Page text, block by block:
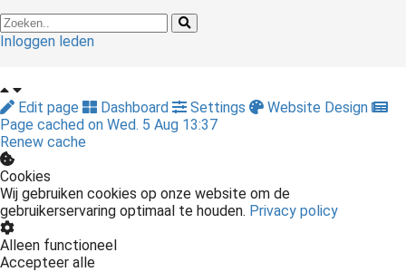
Inloggen leden
Edit page Dashboard Settings
Website Design
Page cached on Wed. 5 Aug 13:37
Renew cache
Cookies
Wij gebruiken cookies op onze website om de
gebruikerservaring optimaal te houden. Privacy policy
Alleen functioneel
Accepteer alle